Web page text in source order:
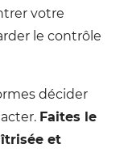
votre
le contrôle
décider
Faites le
et